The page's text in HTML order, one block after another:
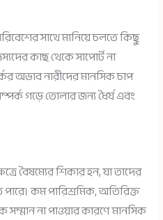
সাথে মানিয়ে চলতে কিছু
কাছ থেকে সাপোর্ট না
অভাব নারীদের মানসিক চাপ
গড়ে তোলার জন্য ধৈর্য এবং
বৈষম্যের শিকার হন, যা তাদের
পারে। কম পারিশ্রমিক, অতিরিক্ত
সম্মান না পাওয়ার কারণে মানসিক